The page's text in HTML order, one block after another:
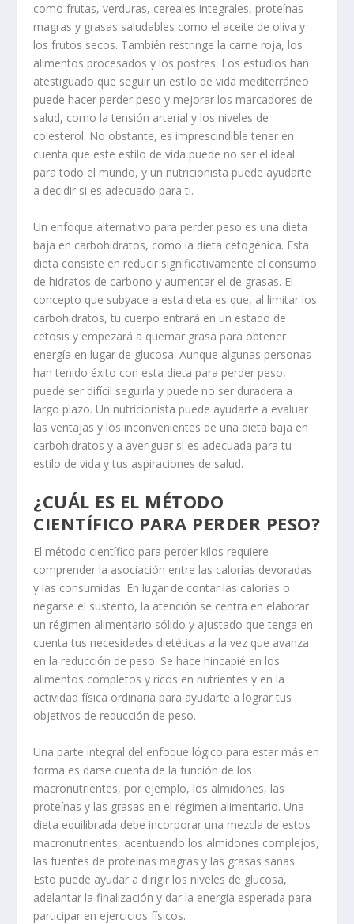
como frutas, verduras, cereales integrales, proteínas
magras y grasas saludables como el aceite de oliva y
los frutos secos. También restringe la carne roja, los
alimentos procesados y los postres. Los estudios han
atestiguado que seguir un estilo de vida mediterráneo
puede hacer perder peso y mejorar los marcadores de
salud, como la tensión arterial y los niveles de
colesterol. No obstante, es imprescindible tener en
cuenta que este estilo de vida puede no ser el ideal
para todo el mundo, y un nutricionista puede ayudarte
a decidir si es adecuado para ti.
Un enfoque alternativo para perder peso es una dieta
baja en carbohidratos, como la dieta cetogénica. Esta
dieta consiste en reducir significativamente el consumo
de hidratos de carbono y aumentar el de grasas. El
concepto que subyace a esta dieta es que, al limitar los
carbohidratos, tu cuerpo entrará en un estado de
cetosis y empezará a quemar grasa para obtener
energía en lugar de glucosa. Aunque algunas personas
han tenido éxito con esta dieta para perder peso,
puede ser difícil seguirla y puede no ser duradera a
largo plazo. Un nutricionista puede ayudarte a evaluar
las ventajas y los inconvenientes de una dieta baja en
carbohidratos y a averiguar si es adecuada para tu
estilo de vida y tus aspiraciones de salud.
¿CUÁL ES EL MÉTODO
CIENTÍFICO PARA PERDER PESO?
El método científico para perder kilos requiere
comprender la asociación entre las calorías devoradas
y las consumidas. En lugar de contar las calorías o
negarse el sustento, la atención se centra en elaborar
un régimen alimentario sólido y ajustado que tenga en
cuenta tus necesidades dietéticas a la vez que avanza
en la reducción de peso. Se hace hincapié en los
alimentos completos y ricos en nutrientes y en la
actividad física ordinaria para ayudarte a lograr tus
objetivos de reducción de peso.
Una parte integral del enfoque lógico para estar más en
forma es darse cuenta de la función de los
macronutrientes, por ejemplo, los almidones, las
proteínas y las grasas en el régimen alimentario. Una
dieta equilibrada debe incorporar una mezcla de estos
macronutrientes, acentuando los almidones complejos,
las fuentes de proteínas magras y las grasas sanas.
Esto puede ayudar a dirigir los niveles de glucosa,
adelantar la finalización y dar la energía esperada para
participar en ejercicios físicos.